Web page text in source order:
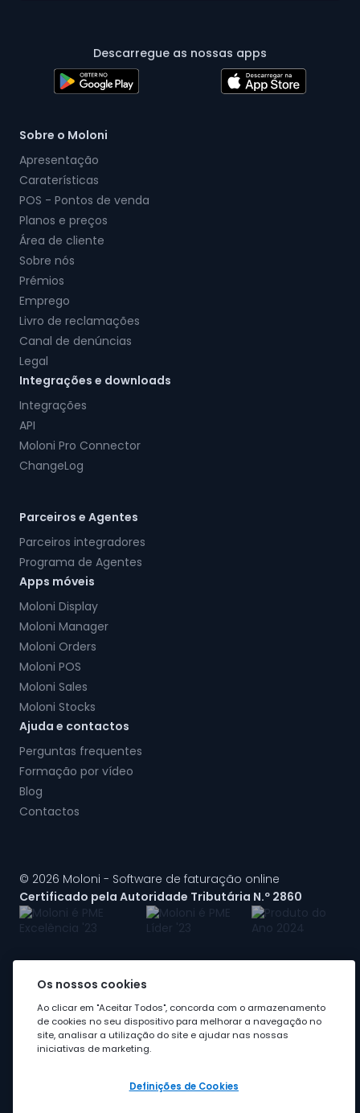
Descarregue as nossas apps
Sobre o Moloni
Apresentação
Caraterísticas
POS - Pontos de venda
Planos e preços
Área de cliente
Sobre nós
Prémios
Emprego
Livro de reclamações
Canal de denúncias
Legal
Integrações e downloads
Integrações
API
Moloni Pro Connector
ChangeLog
Parceiros e Agentes
Parceiros integradores
Programa de Agentes
Apps móveis
Moloni Display
Moloni Manager
Moloni Orders
Moloni POS
Moloni Sales
Moloni Stocks
Ajuda e contactos
Perguntas frequentes
Formação por vídeo
Blog
Contactos
© 2026 Moloni - Software de faturação online
Certificado pela Autoridade Tributária N.º 2860
A Moloni faz parte dogrupo Visma
Os nossos cookies
Ao clicar em "Aceitar Todos", concorda com o armazenamento
de cookies no seu dispositivo para melhorar a navegação no
site, analisar a utilização do site e ajudar nas nossas
iniciativas de marketing.
Definições de Cookies